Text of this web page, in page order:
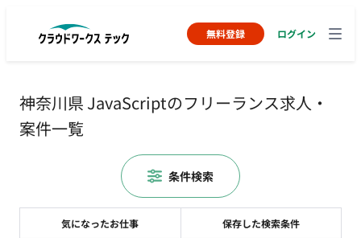
無料登録 ログイン
神奈川県 JavaScriptのフリーランス求人・
案件一覧
気になったお仕事 保存した検索条件
条件検索